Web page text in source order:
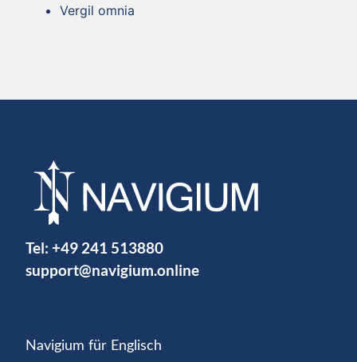
Vergil omnia
Tel: +49 241 513880
support@navigium.online
Navigium für Englisch